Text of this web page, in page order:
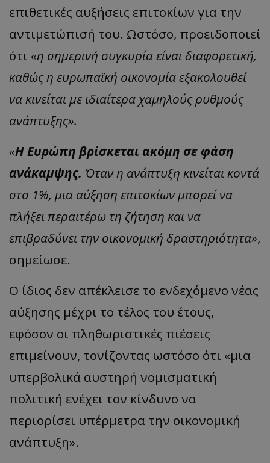
επιθετικές αυξήσεις επιτοκίων για την
αντιμετώπισή του. Ωστόσο, προειδοποιεί
ότι «η σημερινή συγκυρία είναι διαφορετική,
καθώς η ευρωπαϊκή οικονομία εξακολουθεί
να κινείται με ιδιαίτερα χαμηλούς ρυθμούς
ανάπτυξης».
«Η Ευρώπη βρίσκεται ακόμη σε φάση
ανάκαμψης. Όταν η ανάπτυξη κινείται κοντά
στο 1%, μια αύξηση επιτοκίων μπορεί να
πλήξει περαιτέρω τη ζήτηση και να
επιβραδύνει την οικονομική δραστηριότητα»,
σημείωσε.
Ο ίδιος δεν απέκλεισε το ενδεχόμενο νέας
αύξησης μέχρι το τέλος του έτους,
εφόσον οι πληθωριστικές πιέσεις
επιμείνουν, τονίζοντας ωστόσο ότι «μια
υπερβολικά αυστηρή νομισματική
πολιτική ενέχει τον κίνδυνο να
περιορίσει υπέρμετρα την οικονομική
ανάπτυξη».